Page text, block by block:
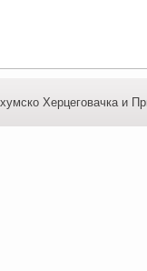
Херцеговачка и